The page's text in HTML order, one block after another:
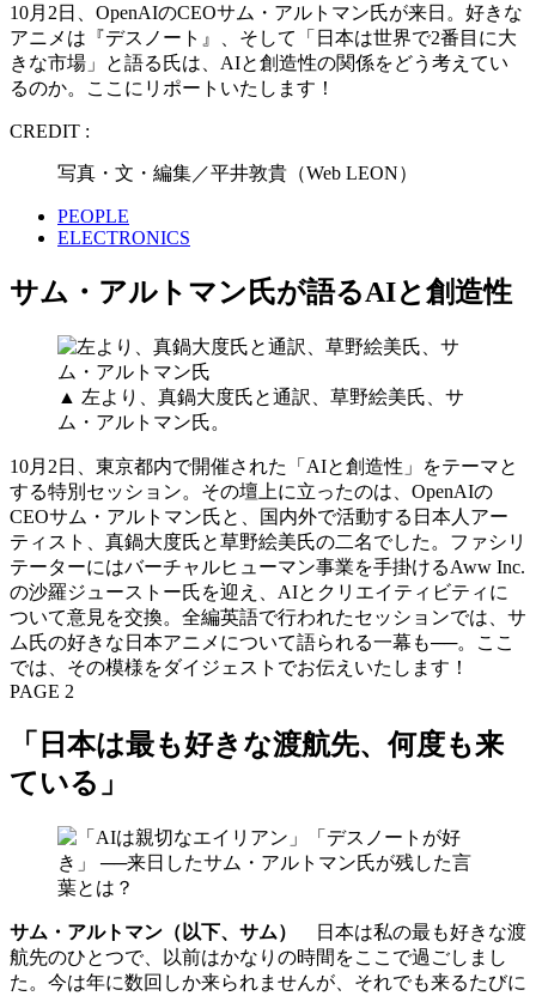
10月2日、OpenAIのCEOサム・アルトマン氏が来日。好きな
アニメは『デスノート』、そして「日本は世界で2番目に大
きな市場」と語る氏は、AIと創造性の関係をどう考えてい
るのか。ここにリポートいたします！
CREDIT :
写真・文・編集／平井敦貴（Web LEON）
PEOPLE
ELECTRONICS
サム・アルトマン氏が語るAIと創造性
▲ 左より、真鍋大度氏と通訳、草野絵美氏、サ
ム・アルトマン氏。
10月2日、東京都内で開催された「AIと創造性」をテーマと
する特別セッション。その壇上に立ったのは、OpenAIの
CEOサム・アルトマン氏と、国内外で活動する日本人アー
ティスト、真鍋大度氏と草野絵美氏の二名でした。ファシリ
テーターにはバーチャルヒューマン事業を手掛けるAww Inc.
の沙羅ジューストー氏を迎え、AIとクリエイティビティに
ついて意見を交換。全編英語で行われたセッションでは、サ
ム氏の好きな日本アニメについて語られる一幕も──。ここ
では、その模様をダイジェストでお伝えいたします！
PAGE 2
「日本は最も好きな渡航先、何度も来
ている」
サム・アルトマン（以下、サム）
日本は私の最も好きな渡
航先のひとつで、以前はかなりの時間をここで過ごしまし
た。今は年に数回しか来られませんが、それでも来るたびに